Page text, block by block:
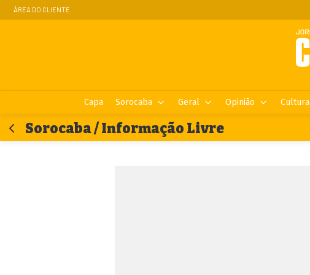
ÁREA DO CLIENTE
Capa Sorocaba Geral Opinião Cultura
Sorocaba / Informação Livre